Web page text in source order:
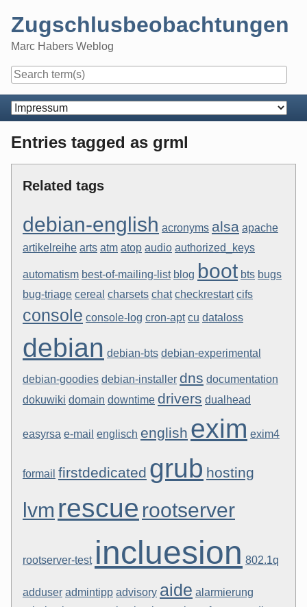
content
Zugschlusbeobachtungen
Marc Habers Weblog
Navigation
Entries tagged as grml
Related tags
debian-english acronyms alsa apache
artikelreihe arts atm atop audio authorized_keys
automatism best-of-mailing-list blog boot bts bugs
bug-triage cereal charsets chat checkrestart cifs
console console-log cron-apt cu dataloss
debian debian-bts debian-experimental
debian-goodies debian-installer dns documentation
dokuwiki domain downtime drivers dualhead
easyrsa e-mail englisch english exim exim4
formail firstdedicated grub hosting
lvm rescue rootserver
rootserver-test incluesion 802.1q
adduser admintipp advisory aide alarmierung